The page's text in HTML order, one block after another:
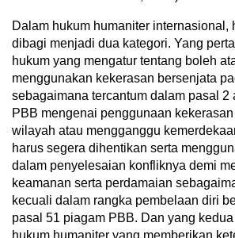
Dalam hukum humaniter internasional,
dibagi menjadi dua kategori. Yang
hukum yang mengatur tentang boleh
menggunakan kekerasan bersenjata
sebagaimana tercantum dalam pasal
PBB mengenai penggunaan
wilayah atau mengganggu
harus segera dihentikan serta
dalam penyelesaian konfliknya demi
keamanan serta perdamaian
kecuali dalam rangka pembelaan diri
pasal 51 piagam PBB. Dan yang
hukum humaniter yang memberikan